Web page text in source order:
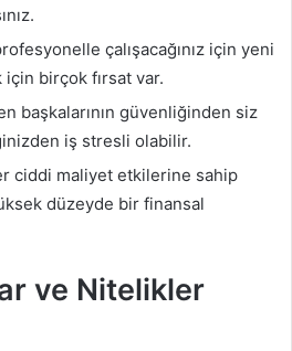
çalışacağınız için yeni
için birçok fırsat var.
başkalarının güvenliğinden siz
iş stresli olabilir.
ciddi maliyet etkilerine sahip
düzeyde bir finansal
ve Nitelikler